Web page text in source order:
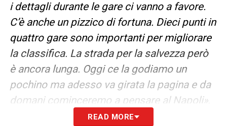
i dettagli durante le gare ci vanno a favore.
C’è anche un pizzico di fortuna. Dieci punti in
quattro gare sono importanti per migliorare
la classifica. La strada per la salvezza però
è ancora lunga. Oggi ce la godiamo un
pochino ma adesso va girata la pagina e da
domani cominceremo a pensare al Napoli».
READ MORE